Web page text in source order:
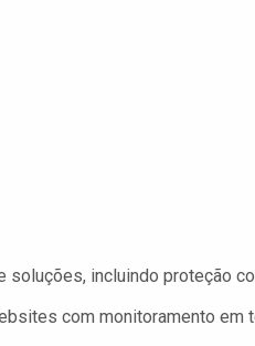
soluções, incluindo proteção
com monitoramento